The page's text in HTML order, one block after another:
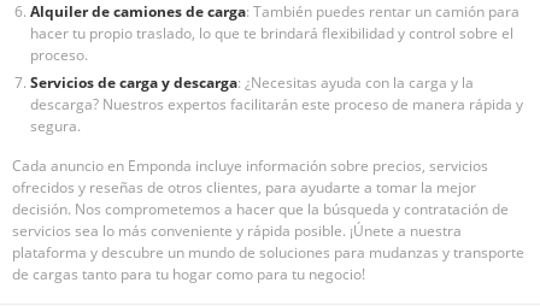
Alquiler de camiones de carga: También puedes rentar un camión para
hacer tu propio traslado, lo que te brindará flexibilidad y control sobre el
proceso.
Servicios de carga y descarga: ¿Necesitas ayuda con la carga y la
descarga? Nuestros expertos facilitarán este proceso de manera rápida y
segura.
Cada anuncio en Emponda incluye información sobre precios, servicios
ofrecidos y reseñas de otros clientes, para ayudarte a tomar la mejor
decisión. Nos comprometemos a hacer que la búsqueda y contratación de
servicios sea lo más conveniente y rápida posible. ¡Únete a nuestra
plataforma y descubre un mundo de soluciones para mudanzas y transporte
de cargas tanto para tu hogar como para tu negocio!